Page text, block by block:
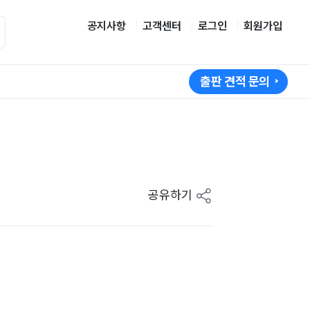
공지사항 고객센터 로그인 회원가입
출판 견적 문의
공유하기